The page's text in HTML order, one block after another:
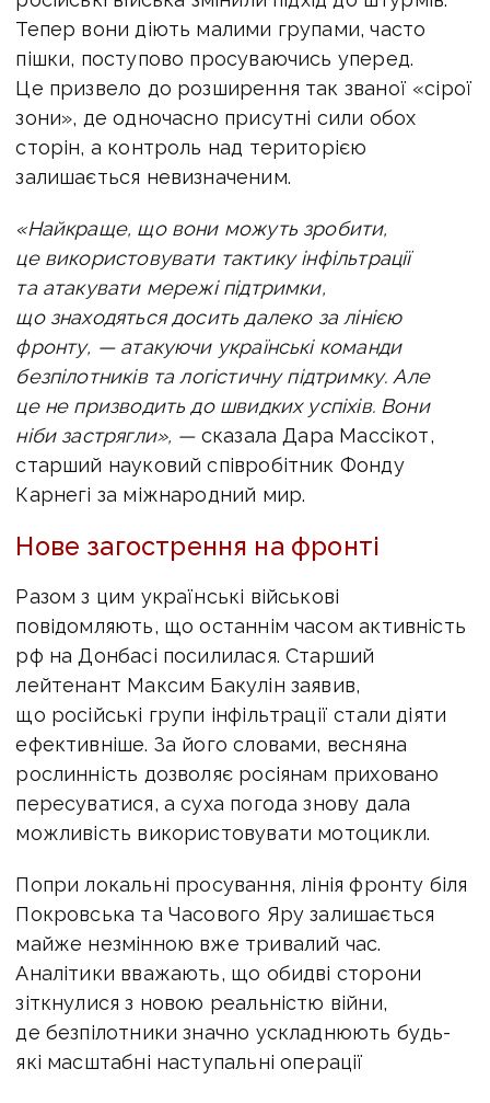
Тепер вони діють малими групами, часто
пішки, поступово просуваючись уперед.
Це призвело до розширення так званої «сірої
зони», де одночасно присутні сили обох
сторін, а контроль над територією
залишається невизначеним.
«Найкраще, що вони можуть зробити,
це використовувати тактику інфільтрації
та атакувати мережі підтримки,
що знаходяться досить далеко за лінією
фронту, — атакуючи українські команди
безпілотників та логістичну підтримку. Але
це не призводить до швидких успіхів. Вони
ніби застрягли», —сказала Дара Массікот,
старший науковий співробітник Фонду
Карнегі за міжнародний мир.
Нове загострення на фронті
Разом з цим українські військові
повідомляють, що останнім часом активність
рф на Донбасі посилилася. Старший
лейтенант Максим Бакулін заявив,
що російські групи інфільтрації стали діяти
ефективніше. За його словами, весняна
рослинність дозволяє росіянам приховано
пересуватися, а суха погода знову дала
можливість використовувати мотоцикли.
Попри локальні просування, лінія фронту біля
Покровська та Часового Яру залишається
майже незмінною вже тривалий час.
Аналітики вважають, що обидві сторони
зіткнулися з новою реальністю війни,
де безпілотники значно ускладнюють будь-
які масштабні наступальні операції